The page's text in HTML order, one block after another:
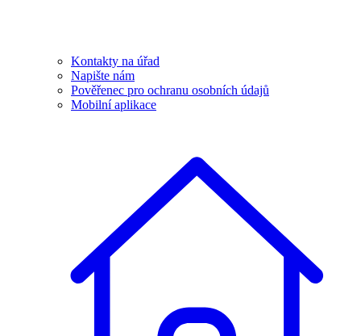
Kontakty na úřad
Napište nám
Pověřenec pro ochranu osobních údajů
Mobilní aplikace